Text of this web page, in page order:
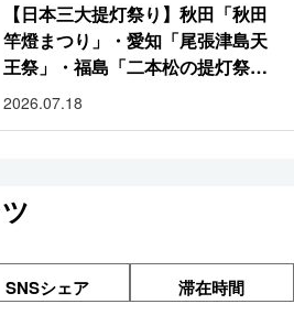
【日本三大提灯祭り】秋田「秋田
竿燈まつり」・愛知「尾張津島天
王祭」・福島「二本松の提灯祭
り」:おびただしい灯火が夜空を照
2026.07.18
SNSシェア 滞在時間